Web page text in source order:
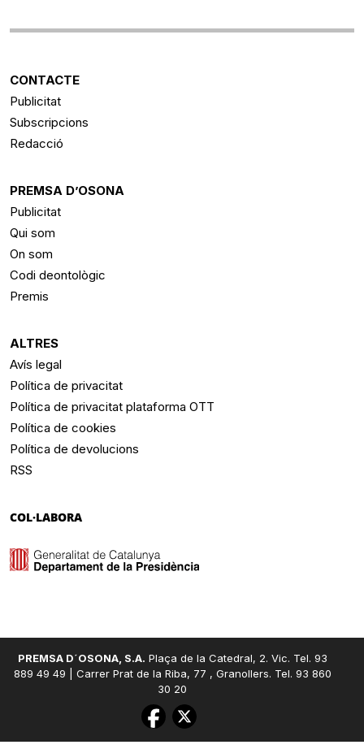
CONTACTE
Publicitat
Subscripcions
Redacció
PREMSA D’OSONA
Publicitat
Qui som
On som
Codi deontològic
Premis
ALTRES
Avís legal
Política de privacitat
Política de privacitat plataforma OTT
Política de cookies
Política de devolucions
RSS
COL·LABORA
PREMSA D´OSONA, S.A. Plaça de la Catedral, 2. Vic. Tel. 93
889 49 49 | Carrer Prat de la Riba, 77 , Granollers. Tel. 93 860
30 20